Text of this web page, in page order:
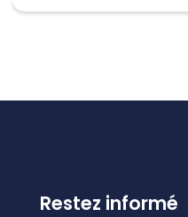
Restez informé